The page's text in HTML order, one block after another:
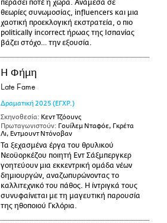
περάσει ποτέ η χώρα. Ανάμεσα σε
θεωρίες συνωμοσίας, influencers και μια
χαοτική προεκλογική εκστρατεία, ο πιο
politically incorrect ήρωας της Ισπανίας
βάζει στόχο… την εξουσία.
Η Φήμη
Late Fame
Δραματική 2025 (ΕΓΧΡ.)
Σκηνοθεσία: Κεντ Τζόουνς
Πρωταγωνιστούν: Γουίλεμ Νταφόε, Γκρέτα
Λι, Εντμουντ Ντόνοβαν
Τα ξεχασμένα έργα του θρυλικού
Νεοϋορκέζου ποιητή Εντ Σάξμπεργκερ
γοητεύουν μια εκκεντρική ομάδα νέων
δημιουργών, αναζωπυρώνοντας το
καλλιτεχνικό του πάθος. Η ίντριγκά τους
συνυφαίνεται με τη μαγευτική παρουσία
της ηθοποιού Γκλόρια.